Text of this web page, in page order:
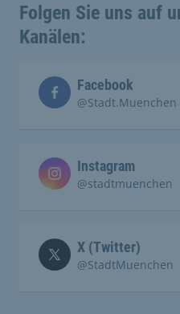
Folgen Sie uns auf
Kanälen:
Facebook
@Stadt.Muenchen
Instagram
@stadtmuenchen
X (Twitter)
@StadtMuenchen